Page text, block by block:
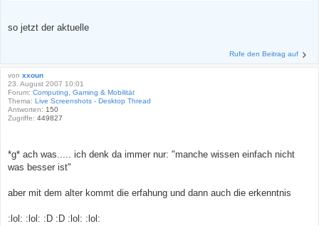
so jetzt der aktuelle
Rufe den Beitrag auf
von xxoun
23. August 2007 10:01
Forum: Computing, Gaming & Mobilität
Thema: Live Screenshots - Desktop Thread
Antworten: 150
Zugriffe: 449827
*g* ach was..... ich denk da immer nur: "manche wissen einfach nicht
was besser ist"
aber mit dem alter kommt die erfahung und dann auch die erkenntnis
:lol: :lol: :D :D :lol: :lol: